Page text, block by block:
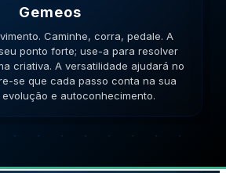
O dia pede banho de imersão ou chuva. A
família e dos laços afetivos será sua base
enfrentar qualquer desafio. O cuidado com
retornará. Lembre-se que cada passo
jornada de evolução e